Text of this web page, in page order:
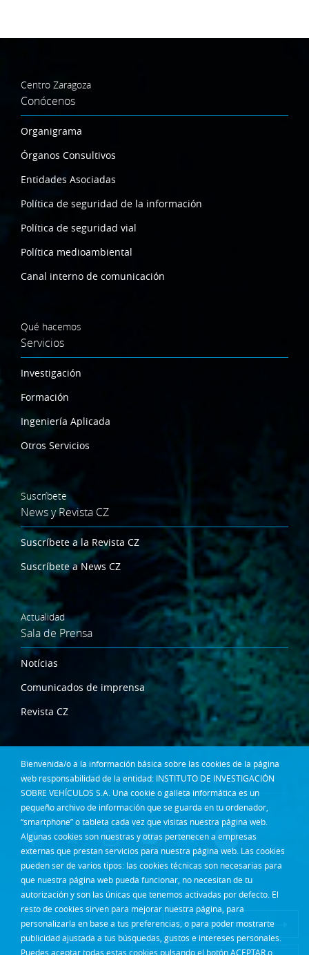
Bienvenida/o a la información básica sobre las cookies de la página
web responsabilidad de la entidad: INSTITUTO DE INVESTIGACIÓN
SOBRE VEHÍCULOS S.A. Una cookie o galleta informática es un
pequeño archivo de información que se guarda en tu ordenador,
“smartphone” o tableta cada vez que visitas nuestra página web.
Algunas cookies son nuestras y otras pertenecen a empresas
externas que prestan servicios para nuestra página web. Las cookies
pueden ser de varios tipos: las cookies técnicas son necesarias para
que nuestra página web pueda funcionar, no necesitan de tu
autorización y son las únicas que tenemos activadas por defecto. El
resto de cookies sirven para mejorar nuestra página, para
personalizarla en base a tus preferencias, o para poder mostrarte
publicidad ajustada a tus búsquedas, gustos e intereses personales.
Puedes aceptar todas estas cookies pulsando el botón ACEPTAR o
Centro Zaragoza
Conócenos
Organigrama
Órganos Consultivos
Entidades Asociadas
Política de seguridad de la información
Política de seguridad vial
Política medioambiental
Canal interno de comunicación
Qué hacemos
Servicios
Investigación
Formación
Ingeniería Aplicada
Otros Servicios
Suscríbete
News y Revista CZ
Suscríbete a la Revista CZ
Suscríbete a News CZ
Actualidad
Sala de Prensa
Notícias
Comunicados de imprensa
Revista CZ
Dónde estamos
Contacta
Síguenos en:
Acceso Intranet